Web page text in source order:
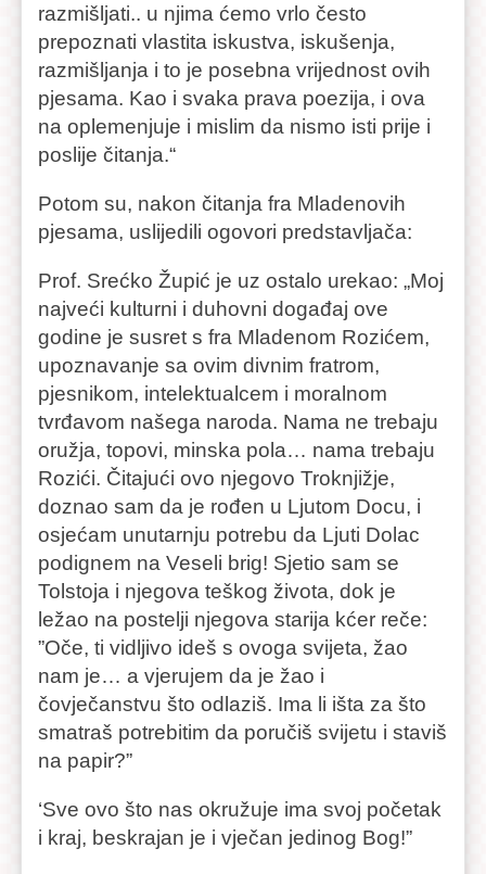
razmišljati.. u njima ćemo vrlo često
prepoznati vlastita iskustva, iskušenja,
razmišljanja i to je posebna vrijednost ovih
pjesama. Kao i svaka prava poezija, i ova
na oplemenjuje i mislim da nismo isti prije i
poslije čitanja.“
Potom su, nakon čitanja fra Mladenovih
pjesama, uslijedili ogovori predstavljača:
Prof. Srećko Župić je uz ostalo urekao: „Moj
najveći kulturni i duhovni događaj ove
godine je susret s fra Mladenom Rozićem,
upoznavanje sa ovim divnim fratrom,
pjesnikom, intelektualcem i moralnom
tvrđavom našega naroda. Nama ne trebaju
oružja, topovi, minska pola… nama trebaju
Rozići. Čitajući ovo njegovo Troknjižje,
doznao sam da je rođen u Ljutom Docu, i
osjećam unutarnju potrebu da Ljuti Dolac
podignem na Veseli brig! Sjetio sam se
Tolstoja i njegova teškog života, dok je
ležao na postelji njegova starija kćer reče:
”Oče, ti vidljivo ideš s ovoga svijeta, žao
nam je… a vjerujem da je žao i
čovječanstvu što odlaziš. Ima li išta za što
smatraš potrebitim da poručiš svijetu i staviš
na papir?”
‘Sve ovo što nas okružuje ima svoj početak
i kraj, beskrajan je i vječan jedinog Bog!”